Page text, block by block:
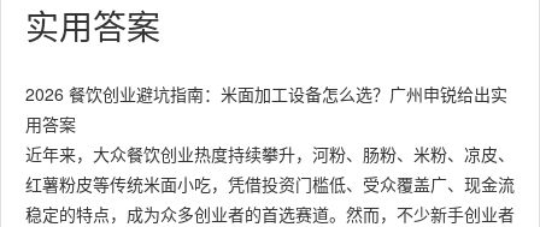
实用答案
2026 餐饮创业避坑指南：米面加工设备怎么选？广州申锐给出实
用答案
近年来，大众餐饮创业热度持续攀升，河粉、肠粉、米粉、凉皮、
红薯粉皮等传统米面小吃，凭借投资门槛低、受众覆盖广、现金流
稳定的特点，成为众多创业者的首选赛道。然而，不少新手创业者